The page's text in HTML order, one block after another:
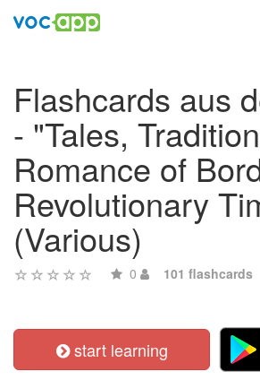
Flashcards aus
- "Tales,
Romance of
Revolutionary
(Various)
0 101 flashcards
start learning